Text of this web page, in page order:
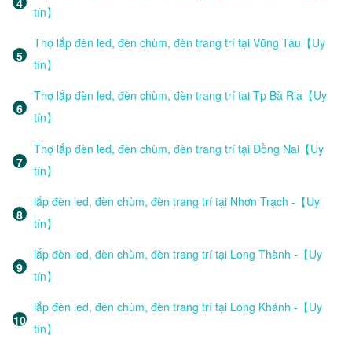
tín】
Thợ lắp đèn led, đèn chùm, đèn trang trí tại Vũng Tàu【Uy
tín】
Thợ lắp đèn led, đèn chùm, đèn trang trí tại Tp Bà Rịa【Uy
tín】
Thợ lắp đèn led, đèn chùm, đèn trang trí tại Đồng Nai【Uy
tín】
lắp đèn led, đèn chùm, đèn trang trí tại Nhơn Trạch -【Uy
tín】
lắp đèn led, đèn chùm, đèn trang trí tại Long Thành -【Uy
tín】
lắp đèn led, đèn chùm, đèn trang trí tại Long Khánh -【Uy
tín】